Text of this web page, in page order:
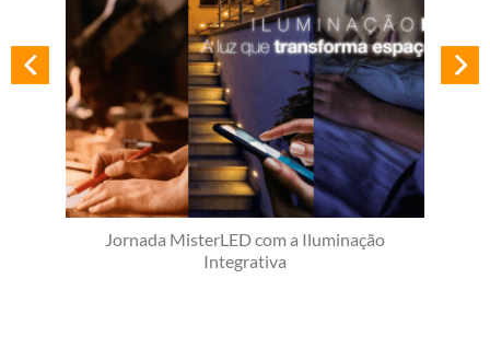
Jornada MisterLED com a Iluminação
Integrativa